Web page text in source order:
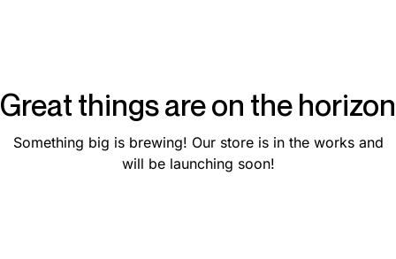
Great things are on the horizon
Something big is brewing! Our store is in the works and
will be launching soon!